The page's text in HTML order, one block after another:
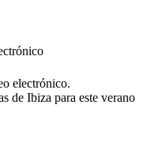
electrónico.
de Ibiza para este verano